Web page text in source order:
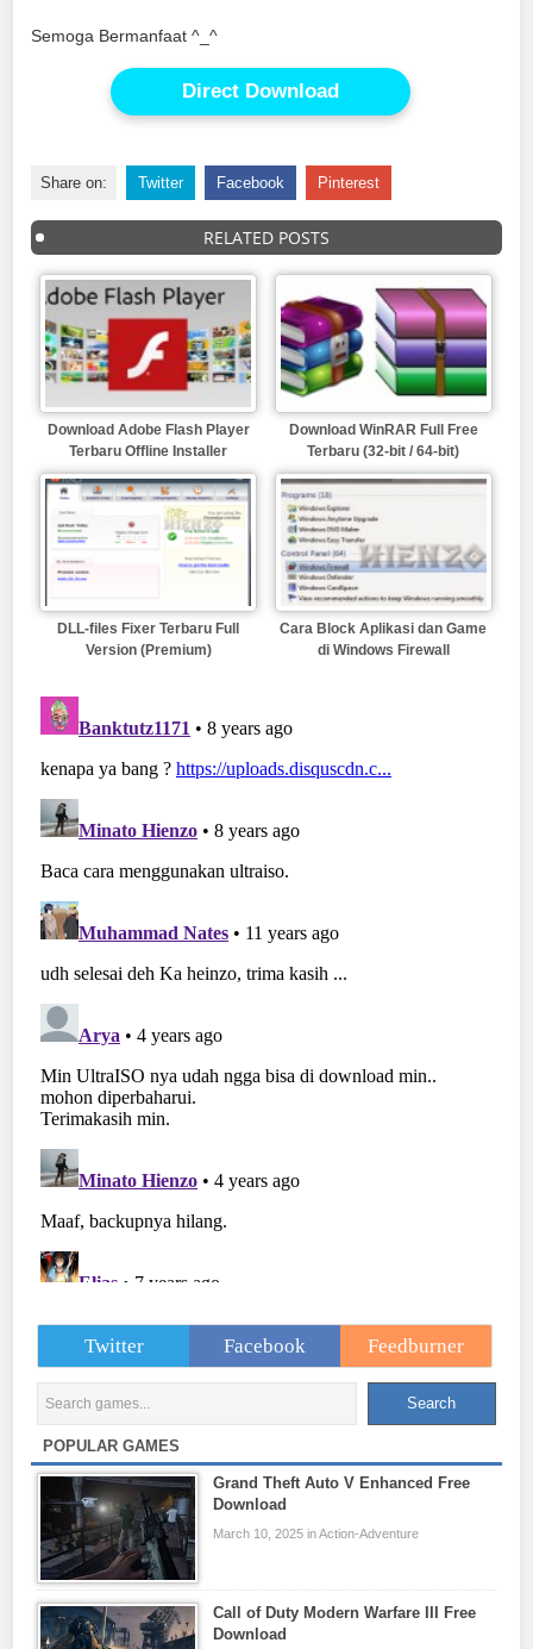
Semoga Bermanfaat ^_^
Direct Download
Share on: Twitter Facebook Pinterest
RELATED POSTS
Download Adobe Flash Player
Terbaru Offline Installer
Download WinRAR Full Free
Terbaru (32-bit / 64-bit)
DLL-files Fixer Terbaru Full
Version (Premium)
Cara Block Aplikasi dan Game
di Windows Firewall
Twitter Facebook Feedburner
POPULAR GAMES
Grand Theft Auto V Enhanced Free
Download
March 10, 2025 in Action-Adventure
Call of Duty Modern Warfare III Free
Download